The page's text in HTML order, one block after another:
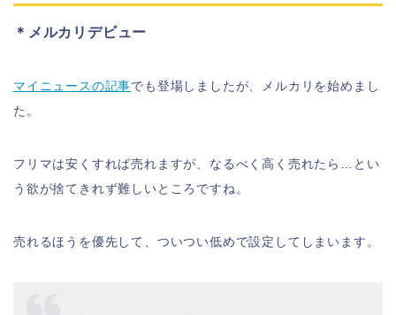
＊メルカリデビュー
マイニュースの記事でも登場しましたが、メルカリを始めまし
た。
フリマは安くすれば売れますが、なるべく高く売れたら…とい
う欲が捨てきれず難しいところですね。
売れるほうを優先して、ついつい低めで設定してしまいます。